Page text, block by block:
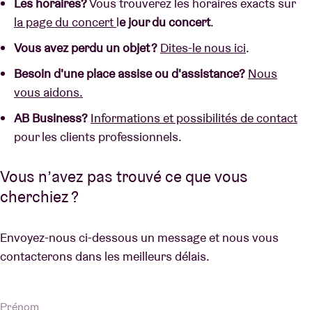
la page du concert le jour du concert.
Vous avez perdu un objet ? Dites-le nous ici.
Besoin d'une place assise ou d'assistance? Nous
vous aidons.
AB Business? Informations et possibilités de contact
pour les clients professionnels.
Vous n’avez pas trouvé ce que vous
cherchiez ?
Envoyez-nous ci-dessous un message et nous vous
contacterons dans les meilleurs délais.
Prénom